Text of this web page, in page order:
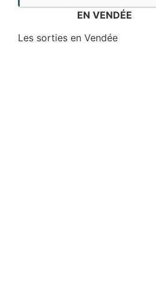
EN VENDÉE
Les sorties en Vendée